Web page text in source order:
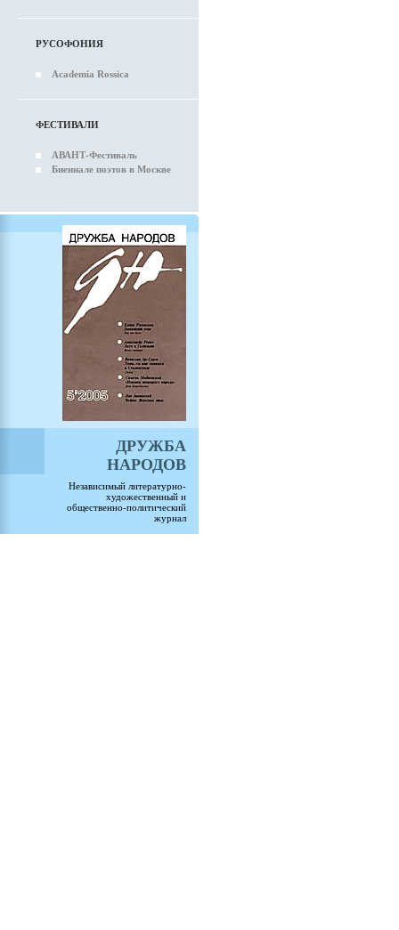
РУСОФОНИЯ
Academia Rossica
ФЕСТИВАЛИ
АВАНТ-Фестиваль
Биеннале поэтов в Москве
ДРУЖБА
НАРОДОВ
Независимый литературно-
художественный и
общественно-политический
журнал